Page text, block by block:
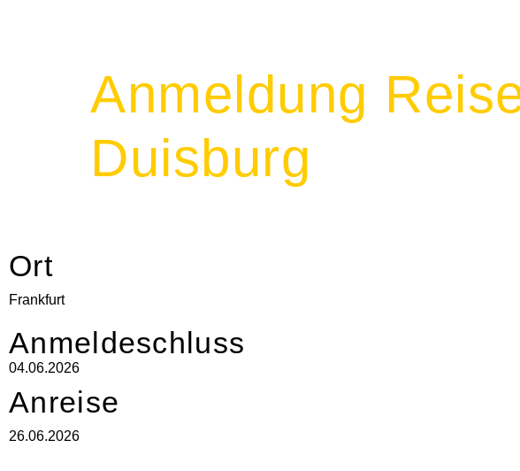
Anmeldung
Duisburg
Ort
Frankfurt
Anmeldeschluss
04.06.2026
Anreise
26.06.2026